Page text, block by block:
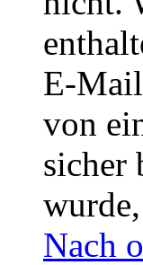
E-
von
sicher
Nach